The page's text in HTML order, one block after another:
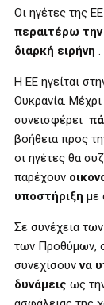
Οι ηγέτες της
περαιτέρω
διαρκή ειρήνη .
Η ΕΕ ηγείται
Ουκρανία.
συνεισφέρει
βοήθεια προς
οι ηγέτες θα
παρέχουν
υποστήριξη με
Σε συνέχεια
των Προθύμων,
συνεχίσουννα
δυνάμεις ως